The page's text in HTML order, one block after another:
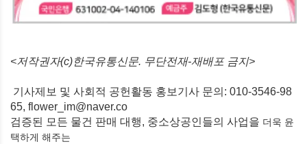
<저작권자(c)한국유통신문. 무단전재-재배포 금지>
기사제보 및 사회적 공헌활동 홍보기사 문의: 010-3546-98
65, flower_im@naver.co
검증된 모든 물건 판매 대행, 중소상공인들의 사업을 더욱 윤
택하게 해주는